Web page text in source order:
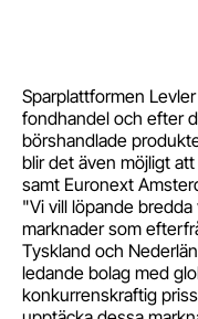
Sparplattformen
fondhandel och efter
börshandlade
blir det även möjligt
samt Euronext
"Vi vill löpande
marknader som
Tyskland och
ledande bolag med
konkurrenskraftig